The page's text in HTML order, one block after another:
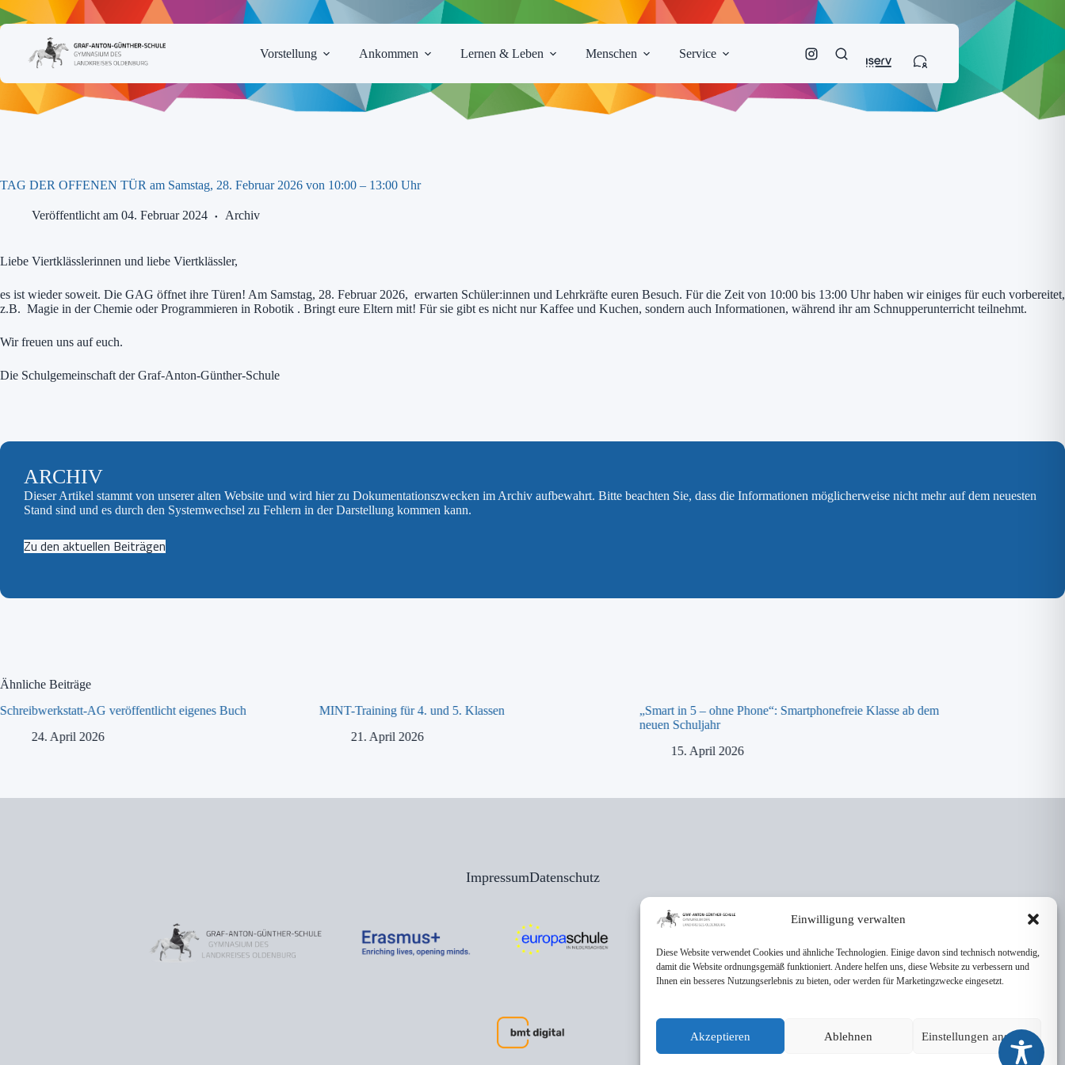
Einwilligung verwalten
Diese Website verwendet Cookies und ähnliche Technologien. Einige davon sind technisch notwendig,
damit die Website ordnungsgemäß funktioniert. Andere helfen uns, diese Website zu verbessern und
Ihnen ein besseres Nutzungserlebnis zu bieten, oder werden für Marketingzwecke eingesetzt.
Akzeptieren Ablehnen Einstellungen ansehen
Zum
Inhalt
Vorstellung
Ankommen Lernen & Leben Menschen Service
TAG DER OFFENEN TÜR am Samstag, 28. Februar 2026 von 10:00 – 13:00 Uhr
Veröffentlicht am 04. Februar 2024 Archiv
Liebe Viertklässlerinnen und liebe Viertklässler,
es ist wieder soweit. Die GAG öffnet ihre Türen! Am Samstag, 28. Februar 2026, erwarten Schüler:innen und Lehrkräfte euren Besuch. Für die Zeit von 10:00 bis 13:00 Uhr haben wir einiges für euch vorbereitet,
z.B. Magie in der Chemie oder Programmieren in Robotik . Bringt eure Eltern mit! Für sie gibt es nicht nur Kaffee und Kuchen, sondern auch Informationen, während ihr am Schnupperunterricht teilnehmt.
Wir freuen uns auf euch.
Die Schulgemeinschaft der Graf-Anton-Günther-Schule
ARCHIV
Dieser Artikel stammt von unserer alten Website und wird hier zu Dokumentationszwecken im Archiv aufbewahrt. Bitte beachten Sie, dass die Informationen möglicherweise nicht mehr auf dem neuesten
Stand sind und es durch den Systemwechsel zu Fehlern in der Darstellung kommen kann.
Zu den aktuellen Beiträgen
Ähnliche Beiträge
Schreibwerkstatt-AG veröffentlicht eigenes Buch
24. April 2026
MINT-Training für 4. und 5. Klassen
21. April 2026
„Smart in 5 – ohne Phone“: Smartphonefreie Klasse ab dem
neuen Schuljahr
15. April 2026
ImpressumDatenschutz